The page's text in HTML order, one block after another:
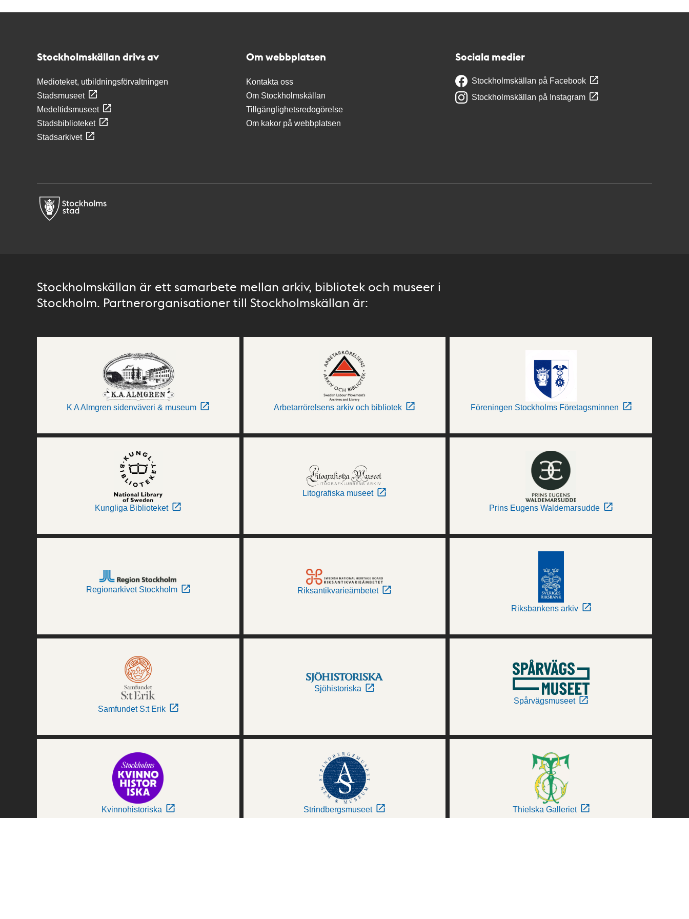
Stockholmskällan drivs av
Medioteket, utbildningsförvaltningen
Stadsmuseet
Medeltidsmuseet
Stadsbiblioteket
Stadsarkivet
Om webbplatsen
Kontakta oss
Om Stockholmskällan
Tillgänglighetsredogörelse
Om kakor på webbplatsen
Sociala medier
Stockholmskällan på Facebook
Stockholmskällan på Instagram
Stockholmskällan är ett samarbete mellan arkiv, bibliotek och museer i
Stockholm. Partnerorganisationer till Stockholmskällan är:
K A Almgren sidenväveri & museum Arbetarrörelsens arkiv och bibliotek Föreningen Stockholms Företagsminnen
Kungliga Biblioteket
Litografiska museet
Prins Eugens Waldemarsudde
Regionarkivet Stockholm Riksantikvarieämbetet
Riksbankens arkiv
Samfundet S:t Erik
Sjöhistoriska
Spårvägsmuseet
Kvinnohistoriska Strindbergsmuseet Thielska Galleriet